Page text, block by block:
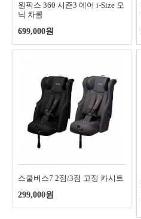
원픽스 360 시즌3 에어 i-Size 오
닉 차콜
699,000원
스쿨버스7 2점/3점 고정 카시트
299,000원